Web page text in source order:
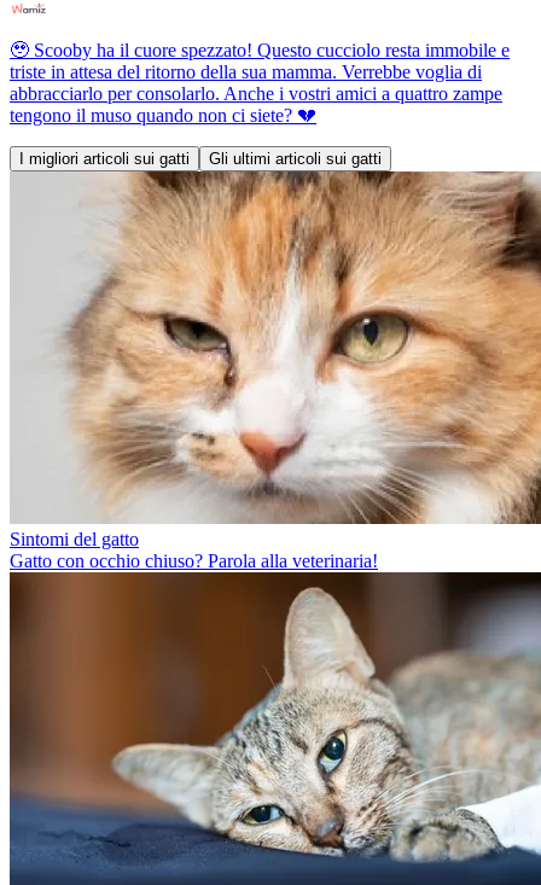
🥹 Scooby ha il cuore spezzato! Questo cucciolo resta immobile e
triste in attesa del ritorno della sua mamma. Verrebbe voglia di
abbracciarlo per consolarlo. Anche i vostri amici a quattro zampe
tengono il muso quando non ci siete? 💔
I migliori articoli sui gatti Gli ultimi articoli sui gatti
Sintomi del gatto
Gatto con occhio chiuso? Parola alla veterinaria!